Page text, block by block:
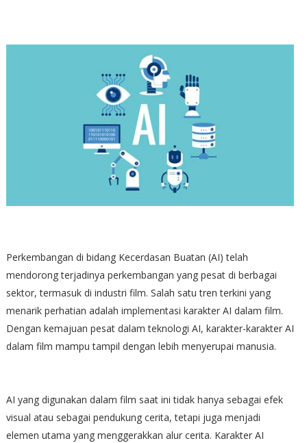
Perkembangan di bidang Kecerdasan Buatan (AI) telah
mendorong terjadinya perkembangan yang pesat di berbagai
sektor, termasuk di industri film. Salah satu tren terkini yang
menarik perhatian adalah implementasi karakter AI dalam film.
Dengan kemajuan pesat dalam teknologi AI, karakter-karakter AI
dalam film mampu tampil dengan lebih menyerupai manusia.
AI yang digunakan dalam film saat ini tidak hanya sebagai efek
visual atau sebagai pendukung cerita, tetapi juga menjadi
elemen utama yang menggerakkan alur cerita. Karakter AI